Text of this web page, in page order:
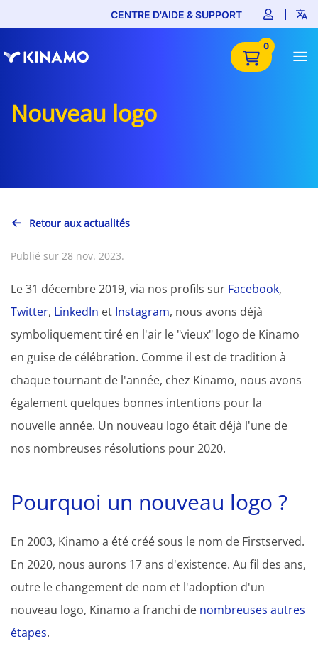
CENTRE D'AIDE & SUPPORT
0
Nouveau logo
Retour aux actualités
Publié sur 28 nov. 2023.
Le 31 décembre 2019, via nos profils sur Facebook,
Twitter, LinkedIn et Instagram, nous avons déjà
symboliquement tiré en l'air le "vieux" logo de Kinamo
en guise de célébration. Comme il est de tradition à
chaque tournant de l'année, chez Kinamo, nous avons
également quelques bonnes intentions pour la
nouvelle année. Un nouveau logo était déjà l'une de
nos nombreuses résolutions pour 2020.
Pourquoi un nouveau logo ?
En 2003, Kinamo a été créé sous le nom de Firstserved.
En 2020, nous aurons 17 ans d'existence. Au fil des ans,
outre le changement de nom et l'adoption d'un
nouveau logo, Kinamo a franchi de nombreuses autres
étapes.